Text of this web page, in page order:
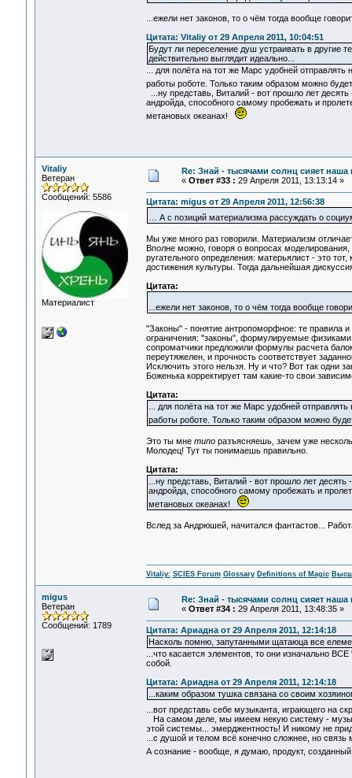
...ежели нет законов, то о чём тогда вообще
Цитата: Vitaliy от 29 Апреля 2011, 10:04:51
Будут ли переселение душ устраивать в другие
действительно выглядит идеально...
... для полёта на тот же Марс удобней
работы роботе. Только таким образом можно
...ну представь, Виталий - вот прошло лет
андройда, способного самому пробежать и
метановых океанах!
Vitaliy
Ветеран
Сообщений: 5586
Материалист
Re: Знай - тысячами солнц сияет наша
« Ответ #33 : 29 Апреля 2011, 13:13:14 »
Цитата: migus от 29 Апреля 2011, 12:56:38
… А с позиций материализма рассуждать о
Мы уже много раз говорили. Материализм
Вполне можно, говоря о вопросах
ругательного определения: матерьялист - это
достижения культуры. Тогда дальнейшая
Цитата:
...ежели нет законов, то о чём тогда вообще
"Законы" - понятие антропоморфное: те правила
ограничения: "законы", формулируемые
сопроматчики предложили формулы расчета
переутяжелен, и прочность соответствует
Исключить этого нельзя. Ну и что? Вот так одни
Боженька корректирует там какие-то свои
Цитата:
... для полёта на тот же Марс удобней
работы роботе. Только таким образом можно
Это ты мне типоразъясняешь, зачем уже
Молодец! Тут ты понимаешь правильно.
Цитата:
...ну представь, Виталий - вот прошло лет
андройда, способного самому пробежать и
метановых океанах!
Вслед за Андрюшей, начитался фантастов...
Vitaliy: SCIES Forum Glossary Definitions of Magic
migus
Ветеран
Сообщений: 1789
Re: Знай - тысячами солнц сияет наша
« Ответ #34 : 29 Апреля 2011, 13:48:35 »
Цитата: Ариадна от 29 Апреля 2011, 12:14:18
Насколь помню, запутанными щатаюца все
...что касается элементов, то они изначально
собой.
Цитата: Ариадна от 29 Апреля 2011, 12:14:18
...каким образом тушка связана со своим
...вот представь себе музыканта, играющего на
На самом деле, мы имеем некую систему -
этой системы... эмерджентность! И никому не
...с душой и телом всё конечно сложнее, но
А сознание - вообще, я думаю, продукт,